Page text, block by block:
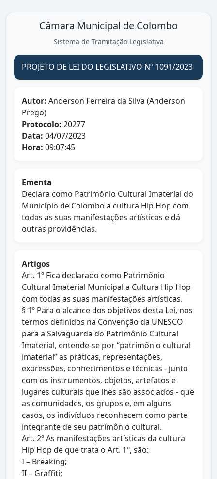
Câmara Municipal de Colombo
Sistema de Tramitação Legislativa
PROJETO DE LEI DO LEGISLATIVO Nº 1091/2023
Autor: Anderson Ferreira da Silva (Anderson
Prego)
Protocolo: 20277
Data: 04/07/2023
Hora: 09:07:45
Ementa
Declara como Patrimônio Cultural Imaterial do
Município de Colombo a cultura Hip Hop com
todas as suas manifestações artísticas e dá
outras providências.
Artigos
Art. 1º Fica declarado como Patrimônio
Cultural Imaterial Municipal a Cultura Hip Hop
com todas as suas manifestações artísticas.
§ 1º Para o alcance dos objetivos desta Lei, nos
termos definidos na Convenção da UNESCO
para a Salvaguarda do Patrimônio Cultural
Imaterial, entende-se por “patrimônio cultural
imaterial” as práticas, representações,
expressões, conhecimentos e técnicas - junto
com os instrumentos, objetos, artefatos e
lugares culturais que lhes são associados - que
as comunidades, os grupos e, em alguns
casos, os indivíduos reconhecem como parte
integrante de seu patrimônio cultural.
Art. 2º As manifestações artísticas da cultura
Hip Hop de que trata o Art. 1º, são:
I – Breaking;
II – Graffiti;